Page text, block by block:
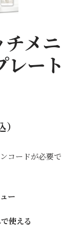
メニ
ート
コードが必要で
ー
使える